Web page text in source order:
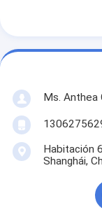
Ms. Anthea
Habitación
Shanghái,